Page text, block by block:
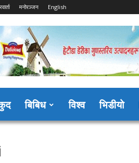
मनोरञ्जन English
बिबिध विश्व भिडीयो